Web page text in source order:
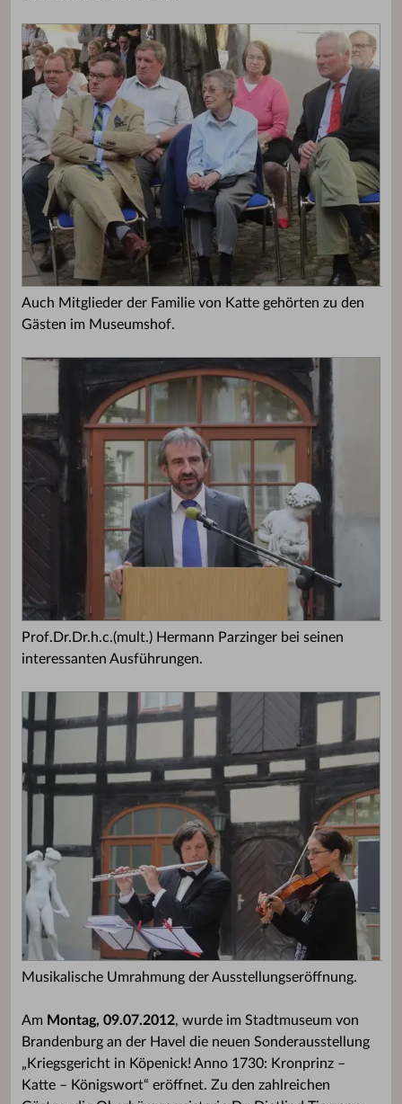
Auch Mitglieder der Familie von Katte gehörten zu den
Gästen im Museumshof.
Prof.Dr.Dr.h.c.(mult.) Hermann Parzinger bei seinen
interessanten Ausführungen.
Musikalische Umrahmung der Ausstellungseröffnung.
Am Montag, 09.07.2012, wurde im Stadtmuseum von
Brandenburg an der Havel die neuen Sonderausstellung
„Kriegsgericht in Köpenick! Anno 1730: Kronprinz –
Katte – Königswort“ eröffnet. Zu den zahlreichen